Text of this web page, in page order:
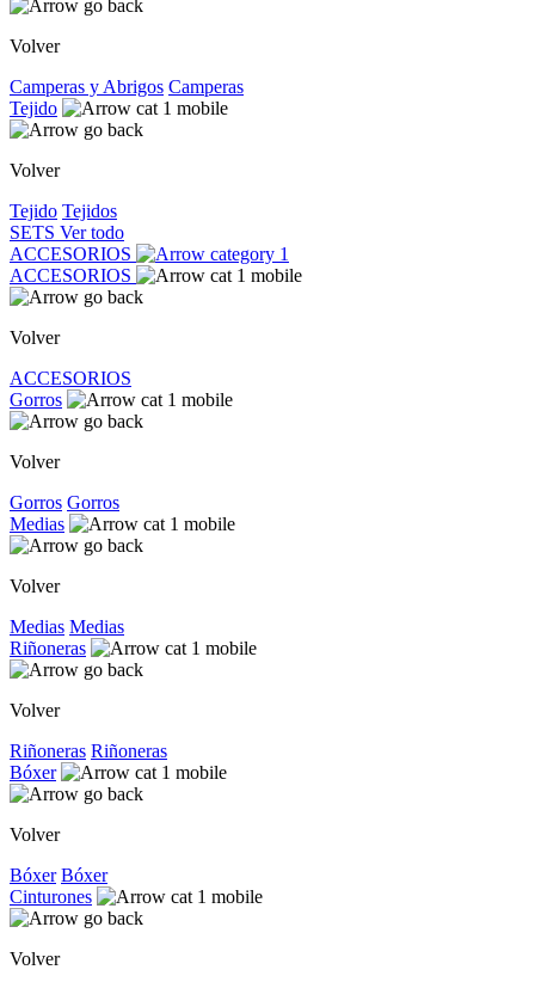
Volver
Camperas y Abrigos Camperas
Tejido
Volver
Tejido Tejidos
SETS Ver todo
ACCESORIOS
ACCESORIOS
Volver
ACCESORIOS
Gorros
Volver
Gorros Gorros
Medias
Volver
Medias Medias
Riñoneras
Volver
Riñoneras Riñoneras
Bóxer
Volver
Bóxer Bóxer
Cinturones
Volver